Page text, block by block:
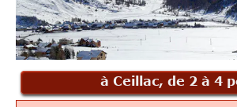
à Ceillac, de 2 à 4